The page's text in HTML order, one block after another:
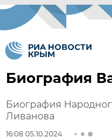
Биография
Биография
Ливанова
16:08 05.10.2024